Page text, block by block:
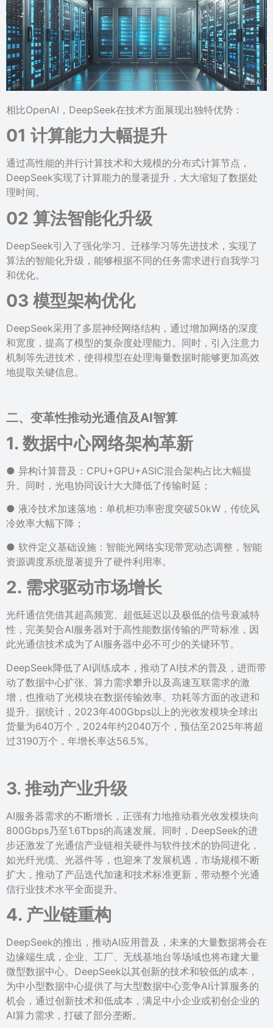
相比OpenAI，DeepSeek在技术方面展现出独特优势：
01 计算能力大幅提升
通过高性能的并行计算技术和大规模的分布式计算节点，
DeepSeek实现了计算能力的显著提升，大大缩短了数据处
理时间。
02 算法智能化升级
DeepSeek引入了强化学习、迁移学习等先进技术，实现了
算法的智能化升级，能够根据不同的任务需求进行自我学习
和优化。
03 模型架构优化
DeepSeek采用了多层神经网络结构，通过增加网络的深度
和宽度，提高了模型的复杂度处理能力。同时，引入注意力
机制等先进技术，使得模型在处理海量数据时能够更加高效
地提取关键信息。
二、 变革性推动光通信及AI智算
1. 数据中心网络架构革新
● 异构计算普及：CPU+GPU+ASIC混合架构占比大幅提
升。同时，光电协同设计大大降低了传输时延；
● 液冷技术加速落地：单机柜功率密度突破50kW，传统风
冷效率大幅下降；
● 软件定义基础设施：智能光网络实现带宽动态调整，智能
资源调度系统显著提升了硬件利用率。
2. 需求驱动市场增长
光纤通信凭借其超高频宽、超低延迟以及极低的信号衰减特
性，完美契合AI服务器对于高性能数据传输的严苛标准，因
此光通信技术成为了AI服务器中必不可少的关键环节。
DeepSeek降低了AI训练成本，推动了AI技术的普及，进而带
动了数据中心扩张、算力需求攀升以及高速互联需求的激
增，也推动了光模块在数据传输效率、功耗等方面的改进和
提升。据统计，2023年400Gbps以上的光收发模块全球出
货量为640万个，2024年约2040万个，预估至2025年将超
过3190万个，年增长率达56.5%。
3. 推动产业升级
AI服务器需求的不断增长，正强有力地推动着光收发模块向
800Gbps乃至1.6Tbps的高速发展。同时，DeepSeek的进
步还激发了光通信产业链相关硬件与软件技术的协同进化，
如光纤光缆、光器件等，也迎来了发展机遇，市场规模不断
扩大，推动了产品迭代加速和技术标准更新，带动整个光通
信行业技术水平全面提升。
4. 产业链重构
DeepSeek的推出，推动AI应用普及，未来的大量数据将会在
边缘端生成，企业、工厂、无线基地台等场域也将布建大量
微型数据中心。DeepSeek以其创新的技术和较低的成本，
为中小型数据中心提供了与大型数据中心竞争AI计算服务的
机会，通过创新技术和低成本，满足中小企业或初创企业的
AI算力需求，打破了部分垄断。